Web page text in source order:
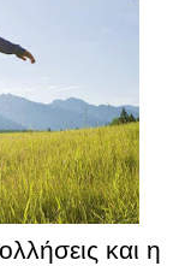
και η